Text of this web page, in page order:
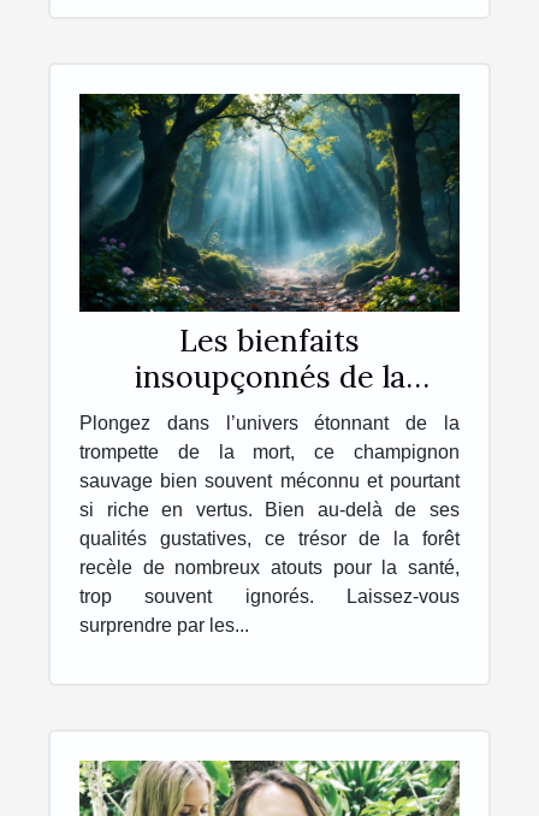
Les bienfaits
insoupçonnés de la
trompette de la mort sur
la santé
Plongez dans l’univers étonnant de la
trompette de la mort, ce champignon
sauvage bien souvent méconnu et pourtant
si riche en vertus. Bien au-delà de ses
qualités gustatives, ce trésor de la forêt
recèle de nombreux atouts pour la santé,
trop souvent ignorés. Laissez-vous
surprendre par les...